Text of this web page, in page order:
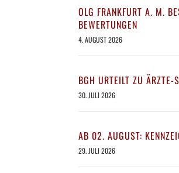
OLG FRANKFURT A. M.
BEWERTUNGEN
4. AUGUST 2026
BGH URTEILT ZU ÄRZTE-
30. JULI 2026
AB 02. AUGUST:
29. JULI 2026